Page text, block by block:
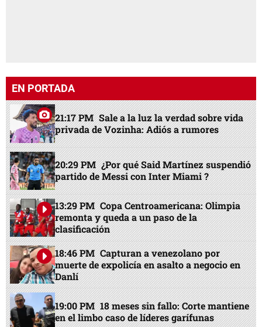
EN PORTADA
21:17 PM Sale a la luz la verdad sobre vida
privada de Vozinha: Adiós a rumores
20:29 PM ¿Por qué Said Martínez suspendió
partido de Messi con Inter Miami ?
13:29 PM Copa Centroamericana: Olimpia
remonta y queda a un paso de la
clasificación
18:46 PM Capturan a venezolano por
muerte de expolicía en asalto a negocio en
Danlí
19:00 PM 18 meses sin fallo: Corte mantiene
en el limbo caso de líderes garífunas